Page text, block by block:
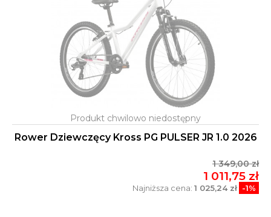
Rower Dziewczęcy Kross PG PULSER JR 1.0 2026
1 349,00 zł
1 011,75 zł
Najniższa cena: 1 025,24 zł -1%